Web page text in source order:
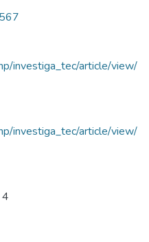
investiga_tec/article/view/
investiga_tec/article/view/